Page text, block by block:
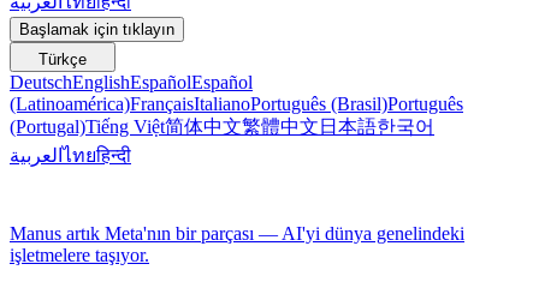
Başlamak için tıklayın
Türkçe
DeutschEnglishEspañolEspañol
(Latinoamérica)FrançaisItalianoPortuguês (Brasil)Português
(Portugal)Tiếng Việt简体中文繁體中文 日本語한국어
العربيةไทยहिन्दी
Manus artık Meta'nın bir parçası — AI'yi dünya genelindeki
işletmelere taşıyor.